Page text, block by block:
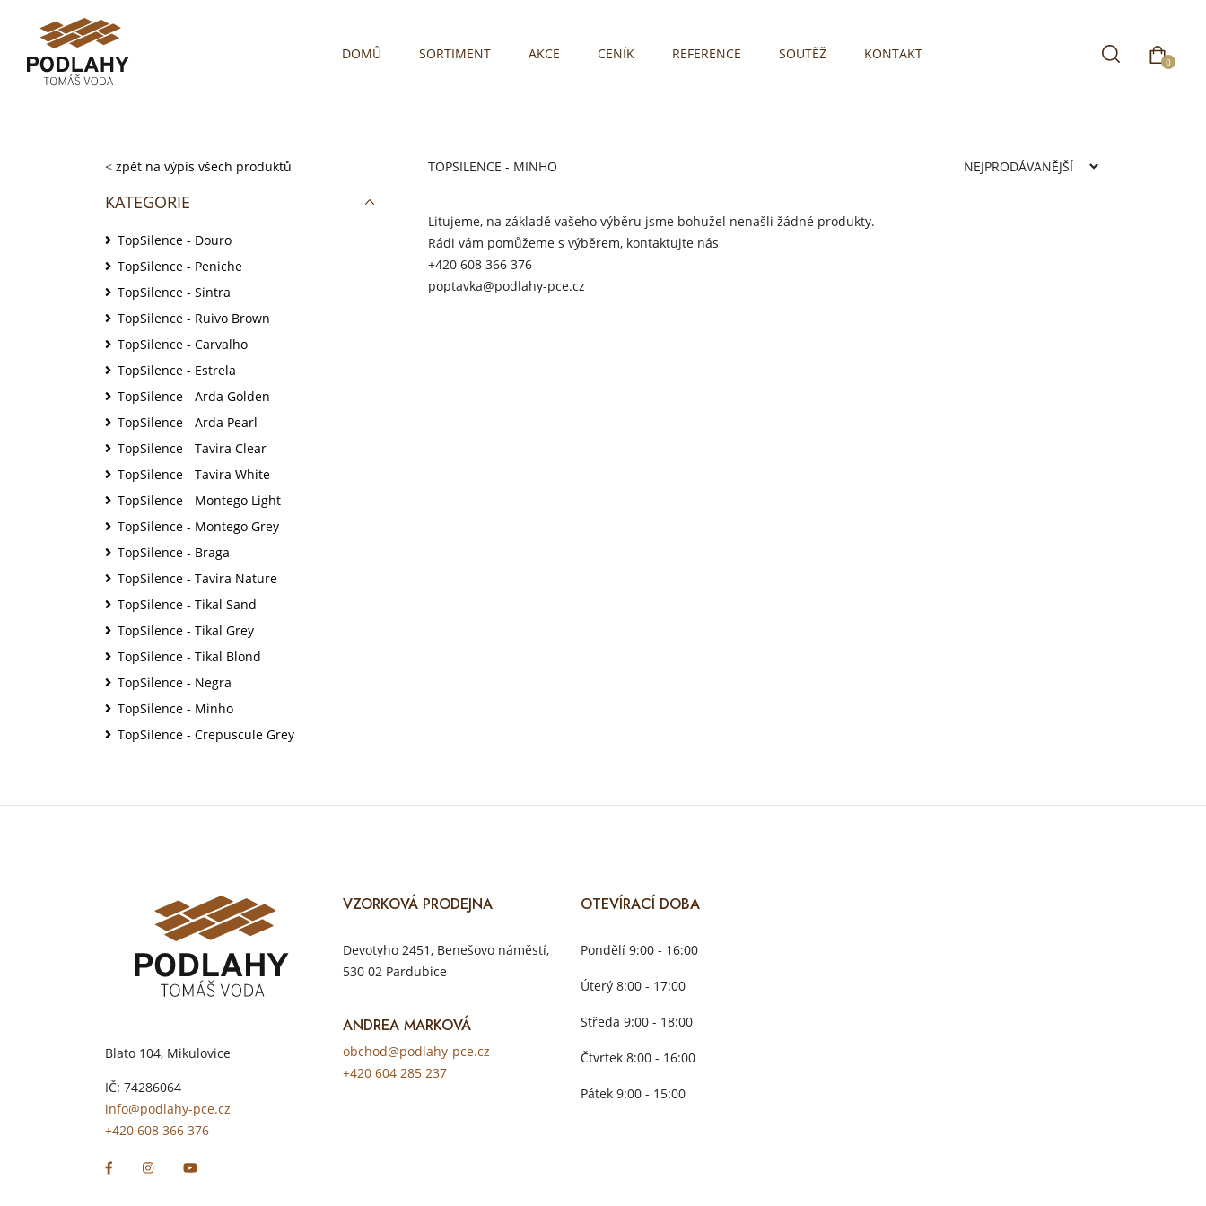
DOMŮ SORTIMENT AKCE CENÍK REFERENCE SOUTĚŽ KONTAKT 0
< zpět na výpis všech produktů
KATEGORIE
TopSilence - Douro
TopSilence - Peniche
TopSilence - Sintra
TopSilence - Ruivo Brown
TopSilence - Carvalho
TopSilence - Estrela
TopSilence - Arda Golden
TopSilence - Arda Pearl
TopSilence - Tavira Clear
TopSilence - Tavira White
TopSilence - Montego Light
TopSilence - Montego Grey
TopSilence - Braga
TopSilence - Tavira Nature
TopSilence - Tikal Sand
TopSilence - Tikal Grey
TopSilence - Tikal Blond
TopSilence - Negra
TopSilence - Minho
TopSilence - Crepuscule Grey
TOPSILENCE - MINHO
Litujeme, na základě vašeho výběru jsme bohužel nenašli žádné produkty.
Rádi vám pomůžeme s výběrem, kontaktujte nás
+420 608 366 376
poptavka@podlahy-pce.cz
Blato 104, Mikulovice
IČ: 74286064
info@podlahy-pce.cz
+420 608 366 376
VZORKOVÁ PRODEJNA
Devotyho 2451, Benešovo náměstí,
530 02 Pardubice
ANDREA MARKOVÁ
obchod@podlahy-pce.cz
+420 604 285 237
OTEVÍRACÍ DOBA
Pondělí 9:00 - 16:00
Úterý 8:00 - 17:00
Středa 9:00 - 18:00
Čtvrtek 8:00 - 16:00
Pátek 9:00 - 15:00